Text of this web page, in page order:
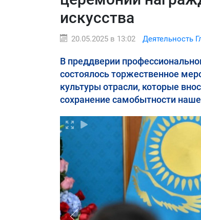
искусства
20.05.2025 в 13:02 Деятельность
В преддверии
состоялось торжественное
культуры отрасли, которые
сохранение самобытности